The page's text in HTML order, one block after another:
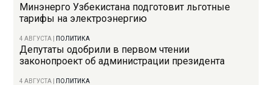
Минэнерго Узбекистана подготовит льготные
тарифы на электроэнергию
4 АВГУСТА ПОЛИТИКА
Депутаты одобрили в первом чтении
законопроект об администрации президента
4 АВГУСТА ПОЛИТИКА